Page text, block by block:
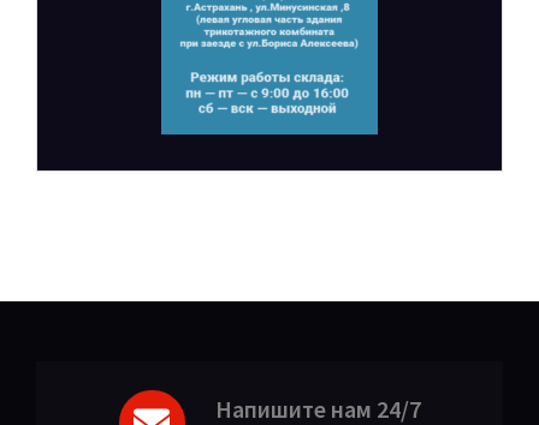
Напишите нам 24/7